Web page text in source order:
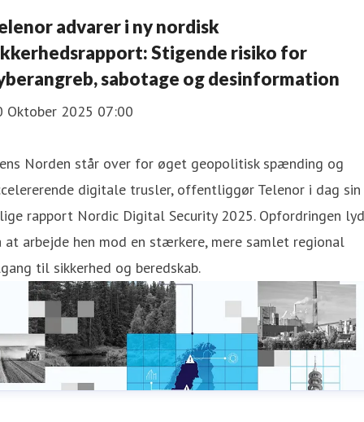
advarer i ny nordisk
Stigende risiko for
sabotage og desinformation
Oktober 2025 07:00
Norden står over for øget geopolitisk spænding og
digitale trusler, offentliggør Telenor i dag sin
rapport Nordic Digital Security 2025. Opfordringen
at arbejde hen mod en stærkere, mere samlet regional
til sikkerhed og beredskab.